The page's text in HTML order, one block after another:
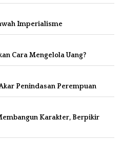
Imperialisme
Cara Mengelola Uang?
Penindasan Perempuan
Karakter, Berpikir